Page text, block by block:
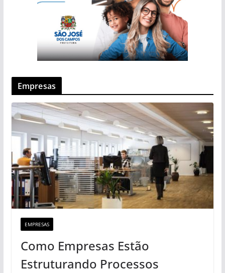
Empresas
EMPRESAS
Como Empresas Estão
Estruturando Processos